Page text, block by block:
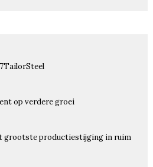
op verdere groei
grootste productiestijging in ruim